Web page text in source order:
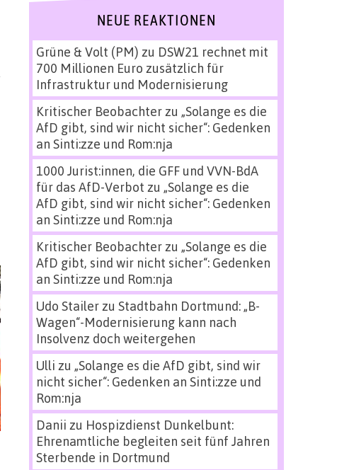
NEUE REAKTIONEN
Grüne & Volt (PM) zu DSW21 rechnet mit
700 Millionen Euro zusätzlich für
Infrastruktur und Modernisierung
Kritischer Beobachterzu „Solange es die
AfD gibt, sind wir nicht sicher“: Gedenken
an Sinti:zze und Rom:nja
1000 Jurist:innen, die GFF und VVN-BdA
für das AfD-Verbot zu „Solange es die
AfD gibt, sind wir nicht sicher“: Gedenken
an Sinti:zze und Rom:nja
Kritischer Beobachterzu „Solange es die
AfD gibt, sind wir nicht sicher“: Gedenken
an Sinti:zze und Rom:nja
Udo Stailerzu Stadtbahn Dortmund: „B-
Wagen“-Modernisierung kann nach
Insolvenz doch weitergehen
Ulli zu „Solange es die AfD gibt, sind wir
nicht sicher“: Gedenken an Sinti:zze und
Rom:nja
Danii zu Hospizdienst Dunkelbunt:
Ehrenamtliche begleiten seit fünf Jahren
Sterbende in Dortmund